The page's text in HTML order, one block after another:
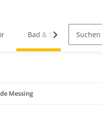
Bad & Sanitär
Messing